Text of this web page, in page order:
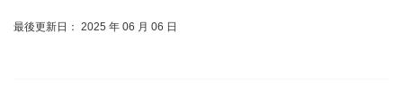
最後更新日： 2025 年 06 月 06 日